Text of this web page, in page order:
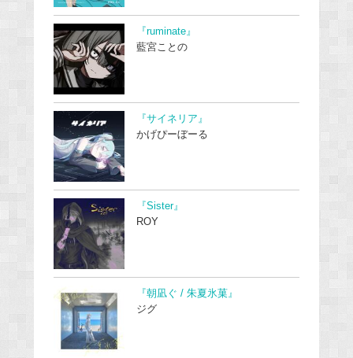
『ruminate』
藍宮ことの
『サイネリア』
かげぴーぼーる
『Sister』
ROY
『朝凪ぐ / 朱夏氷菓』
ジグ